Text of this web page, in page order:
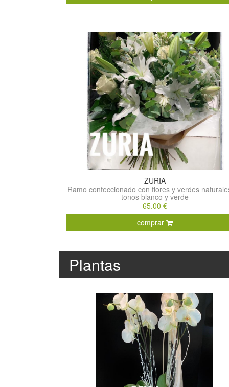
ZURIA
Ramo confeccionado con flores y verdes
tonos blanco y verde
65.00 €
comprar
Plantas